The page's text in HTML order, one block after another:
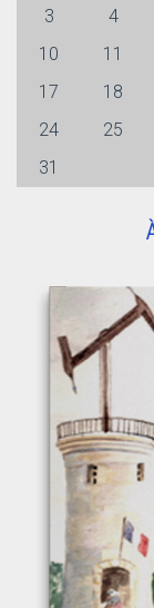
3
4
10
11
17
18
24
25
31